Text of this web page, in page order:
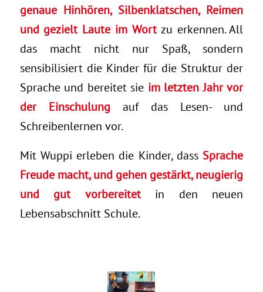
genaue Hinhören, Silbenklatschen, Reimen
und gezielt Laute im Wortzu erkennen. All
das macht nicht nur Spaß, sondern
sensibilisiert die Kinder für die Struktur der
Sprache und bereitet sie im letzten Jahr vor
der Einschulung auf das Lesen- und
Schreibenlernen vor.
Mit Wuppi erleben die Kinder, dass Sprache
Freude macht, und gehen gestärkt, neugierig
und gut vorbereitetin den neuen
Lebensabschnitt Schule.